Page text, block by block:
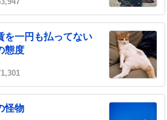
を一円も払ってない
態度
怪物